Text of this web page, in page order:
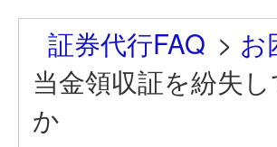
証券代行FAQ > お
当金領収証を紛失
か